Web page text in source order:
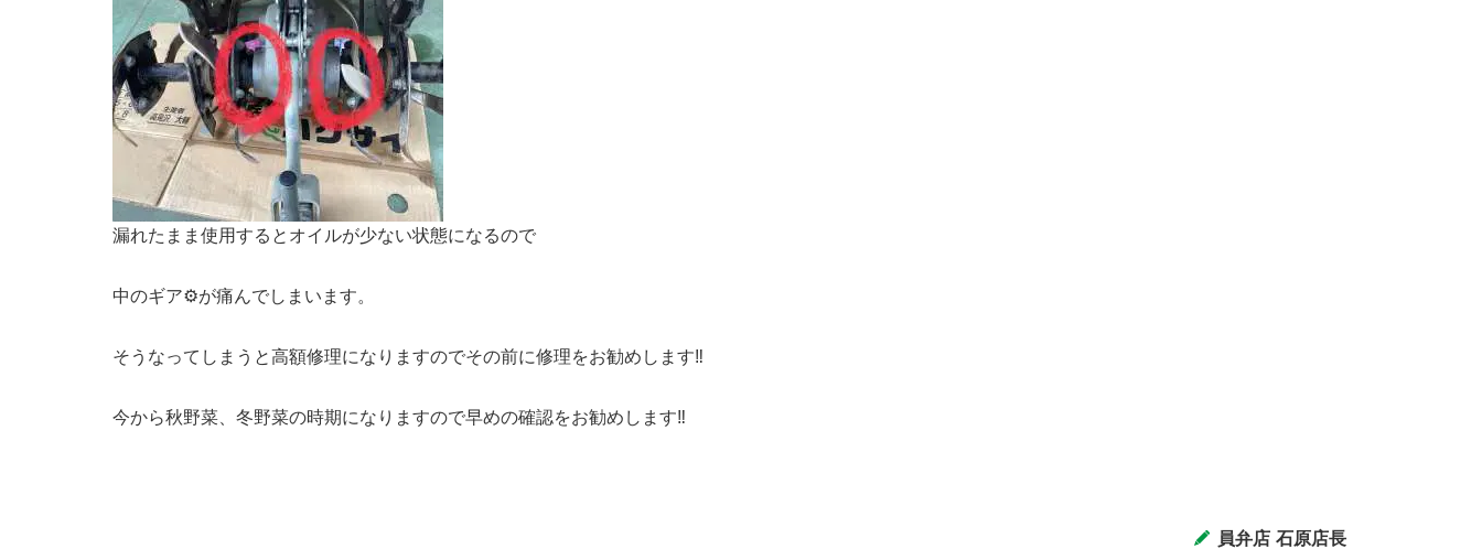
漏れたまま使用するとオイルが少ない状態になるので
中のギア⚙️が痛んでしまいます。
そうなってしまうと高額修理になりますのでその前に修理をお勧めします‼️
今から秋野菜、冬野菜の時期になりますので早めの確認をお勧めします‼️
員弁店 石原店長